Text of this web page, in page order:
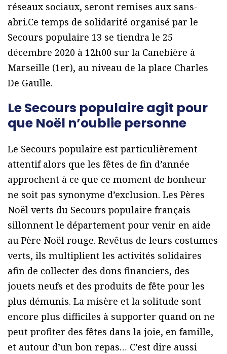
réseaux sociaux, seront remises aux sans-
abri.Ce temps de solidarité organisé par le
Secours populaire 13 se tiendra le 25
décembre 2020 à 12h00 sur la Canebière à
Marseille (1er), au niveau de la place Charles
De Gaulle.
Le Secours populaire agit pour
que Noël n’oublie personne
Le Secours populaire est particulièrement
attentif alors que les fêtes de fin d’année
approchent à ce que ce moment de bonheur
ne soit pas synonyme d’exclusion. Les Pères
Noël verts du Secours populaire français
sillonnent le département pour venir en aide
au Père Noël rouge. Revêtus de leurs costumes
verts, ils multiplient les activités solidaires
afin de collecter des dons financiers, des
jouets neufs et des produits de fête pour les
plus démunis. La misère et la solitude sont
encore plus difficiles à supporter quand on ne
peut profiter des fêtes dans la joie, en famille,
et autour d’un bon repas… C’est dire aussi